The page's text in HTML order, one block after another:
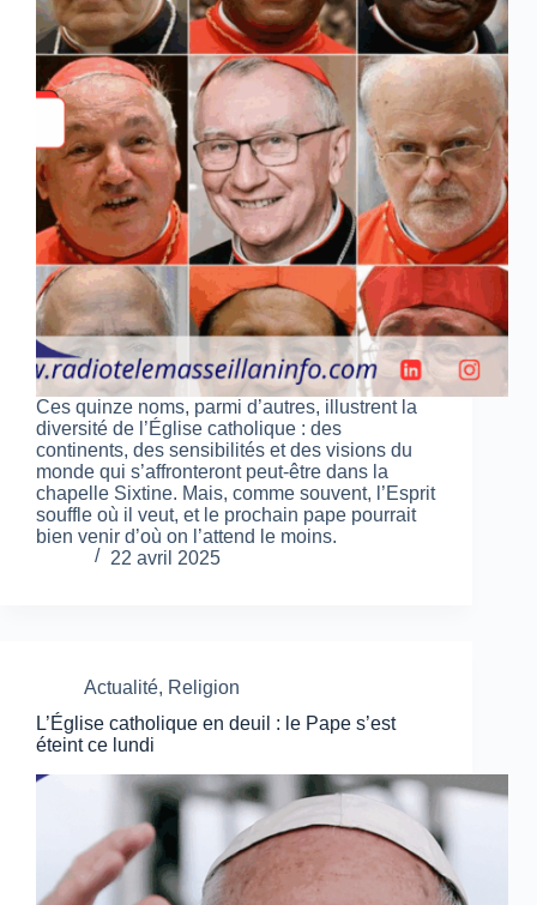
Ces quinze noms, parmi d’autres, illustrent la
diversité de l’Église catholique : des
continents, des sensibilités et des visions du
monde qui s’affronteront peut-être dans la
chapelle Sixtine. Mais, comme souvent, l’Esprit
souffle où il veut, et le prochain pape pourrait
bien venir d’où on l’attend le moins.
22 avril 2025
Actualité, Religion
L’Église catholique en deuil : le Pape s’est
éteint ce lundi